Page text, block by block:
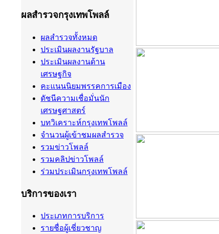
ผลสำรวจกรุงเทพโพลล์
ผลสำรวจทั้งหมด
ประเมินผลงานรัฐบาล
ประเมินผลงานด้าน
เศรษฐกิจ
คะแนนนิยมพรรคการเมือง
ดัชนีความเชื่อมั่นนัก
เศรษฐศาสตร์
บทวิเคราะห์กรุงเทพโพลล์
จำนวนผู้เข้าชมผลสำรวจ
รวมข่าวโพลล์
รวมคลิปข่าวโพลล์
ร่วมประเมินกรุงเทพโพลล์
บริการของเรา
ประเภทการบริการ
รายชื่อผู้เชี่ยวชาญ